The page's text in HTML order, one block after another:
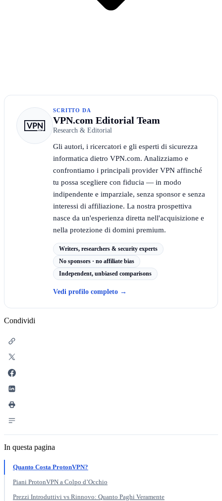
SCRITTO DA
VPN.com Editorial Team
Research & Editorial
Gli autori, i ricercatori e gli esperti di sicurezza
informatica dietro VPN.com. Analizziamo e
confrontiamo i principali provider VPN affinché
tu possa scegliere con fiducia — in modo
indipendente e imparziale, senza sponsor e senza
interessi di affiliazione. La nostra prospettiva
nasce da un'esperienza diretta nell'acquisizione e
nella protezione di domini premium.
Writers, researchers & security experts
No sponsors · no affiliate bias
Independent, unbiased comparisons
Vedi profilo completo →
Condividi
In questa pagina
Quanto Costa ProtonVPN?
Piani ProtonVPN a Colpo d’Occhio
Prezzi Introduttivi vs Rinnovo: Quanto Paghi Veramente